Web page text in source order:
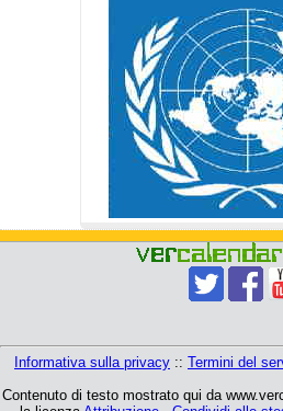
Informativa sulla privacy :: Termini del
Contenuto di testo mostrato qui da